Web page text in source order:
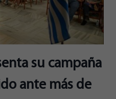
su campaña
ante más de